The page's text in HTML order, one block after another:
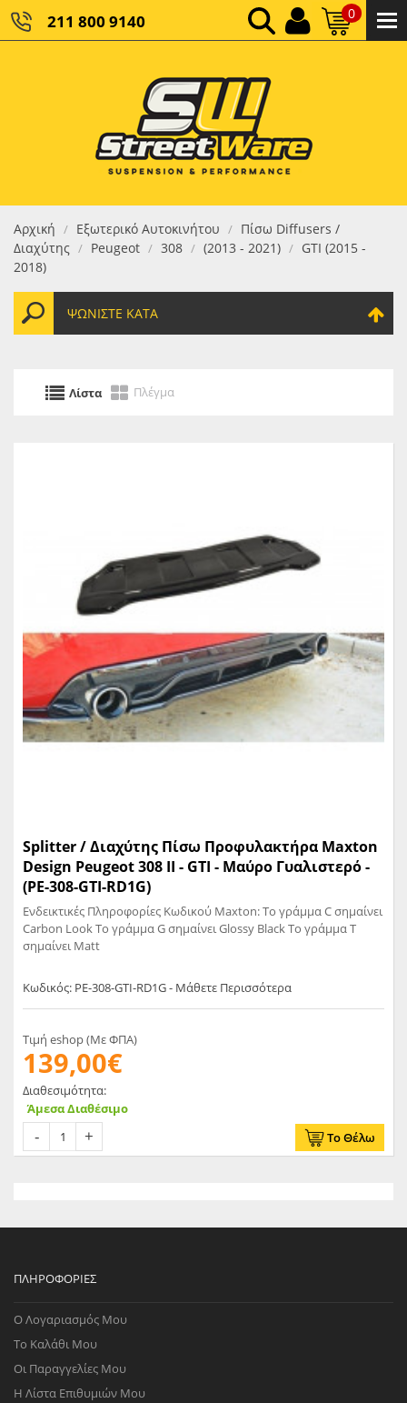
211 800 9140 0
ΚΑΘΑΡΌ ΣΎΝΟΛΟ:
ΤΕΛΙΚΌ ΣΎΝΟΛΟ:0,00 €
Αρχική / Εξωτερικό Αυτοκινήτου / Πίσω Diffusers /
Διαχύτης / Peugeot / 308 / (2013 - 2021) / GTI (2015 -
2018)
ΨΩΝΊΣΤΕ ΚΑΤΆ
Λίστα Πλέγμα
Splitter / Διαχύτης Πίσω Προφυλακτήρα Maxton
Design Peugeot 308 II - GTI - Μαύρο Γυαλιστερό -
(PE-308-GTI-RD1G)
Ενδεικτικές Πληροφορίες Κωδικού Maxton: Το γράμμα C σημαίνει
Carbon Look Το γράμμα G σημαίνει Glossy Black Το γράμμα T
σημαίνει Matt
Κωδικός: PE-308-GTI-RD1G - Μάθετε Περισσότερα
Τιμή eshop (Με ΦΠΑ)
139,00€
Διαθεσιμότητα:
Άμεσα Διαθέσιμο
Το Θέλω
ΠΛΗΡΟΦΟΡΊΕΣ
Ο Λογαριασμός Μου
Το Καλάθι Μου
Οι Παραγγελίες Μου
Η Λίστα Επιθυμιών Μου